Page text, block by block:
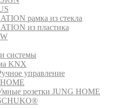
рамка из стекла
из пластика
системы
KNX
управление
розетки JUNG HOME